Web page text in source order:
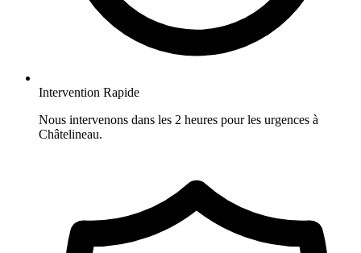
Intervention Rapide
Nous intervenons dans les 2 heures pour les urgences à
Châtelineau.